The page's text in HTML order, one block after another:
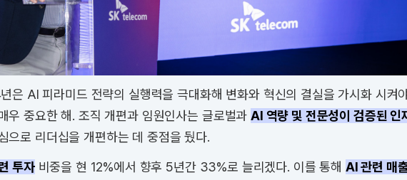
은 AI 피라미드 전략의 실행력을 극대화해 변화와 혁신의 결실을 가시화 시켜
우 중요한 해. 조직 개편과 임원인사는 글로벌과AI 역량 및 전문성이 검증된 인
으로 리더십을 개편하는 데 중점을 뒀다.
투자비중을 현 12%에서 향후 5년간 33%로 늘리겠다. 이를 통해 AI 관련 매